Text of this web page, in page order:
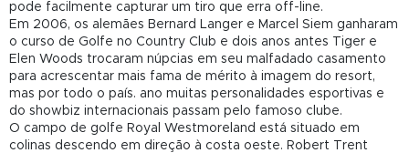
pode facilmente capturar um tiro que erra off-line.
Em 2006, os alemães Bernard Langer e Marcel Siem ganharam
o curso de Golfe no Country Club e dois anos antes Tiger e
Elen Woods trocaram núpcias em seu malfadado casamento
para acrescentar mais fama de mérito à imagem do resort,
mas por todo o país. ano muitas personalidades esportivas e
do showbiz internacionais passam pelo famoso clube.
O campo de golfe Royal Westmoreland está situado em
colinas descendo em direção à costa oeste. Robert Trent